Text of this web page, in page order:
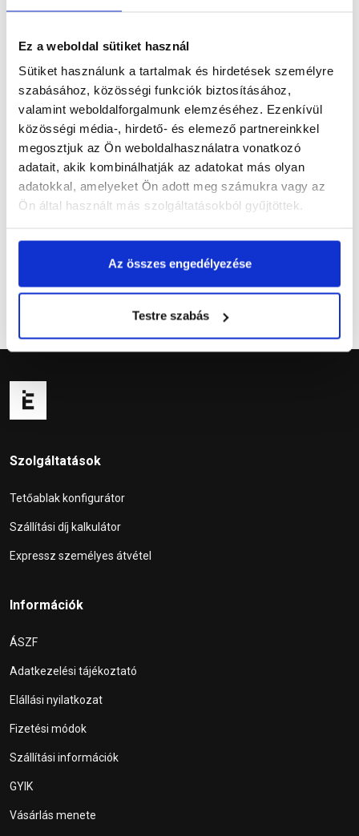
Ez a weboldal sütiket használ
Sütiket használunk a tartalmak és hirdetések személyre
szabásához, közösségi funkciók biztosításához,
valamint weboldalforgalmunk elemzéséhez. Ezenkívül
közösségi média-, hirdető- és elemező partnereinkkel
megosztjuk az Ön weboldalhasználatra vonatkozó
adatait, akik kombinálhatják az adatokat más olyan
adatokkal, amelyeket Ön adott meg számukra vagy az
Ön által használt más szolgáltatásokból gyűjtöttek.
Az összes engedélyezése
Testre szabás
Vásárlói vélemények
Kérdések és válaszok
Szolgáltatások
Tetőablak konfigurátor
Szállítási díj kalkulátor
Expressz személyes átvétel
Információk
ÁSZF
Adatkezelési tájékoztató
Elállási nyilatkozat
Fizetési módok
Szállítási információk
GYIK
Vásárlás menete